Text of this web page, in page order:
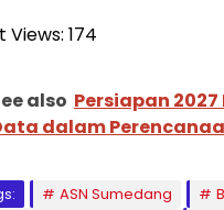
Views: 174
also Persiapan
dalam
ASN Sumedang